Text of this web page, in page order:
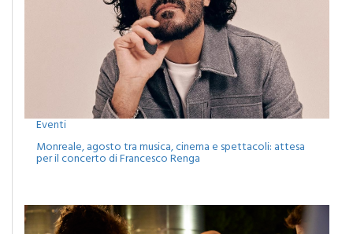
Eventi
Monreale, agosto tra musica, cinema e spettacoli: attesa
per il concerto di Francesco Renga